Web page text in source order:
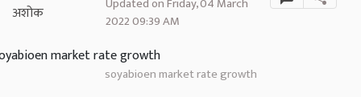
2022 09:39 AM
soyabioen market rate growth